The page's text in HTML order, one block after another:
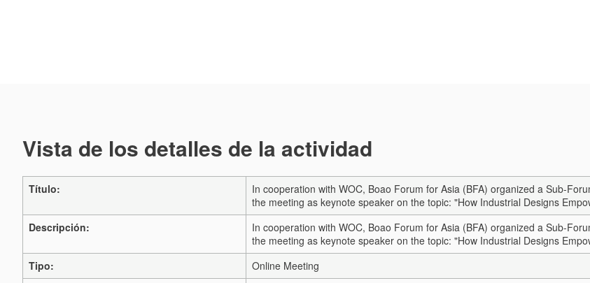
Vista de los detalles de la actividad
Título:
In cooperation with WOC, Boao Forum for Asia (BFA) organized a Sub-
the meeting as keynote speaker on the topic: "How Industrial Designs
Descripción:
In cooperation with WOC, Boao Forum for Asia (BFA) organized a Sub-
the meeting as keynote speaker on the topic: "How Industrial Designs
Tipo:
Online Meeting